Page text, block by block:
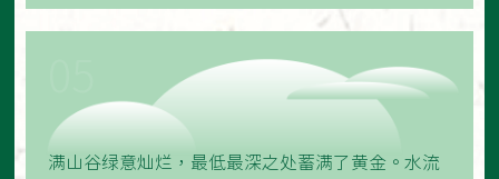
满山谷绿意灿烂，最低最深之处蓄满了黄金。水流